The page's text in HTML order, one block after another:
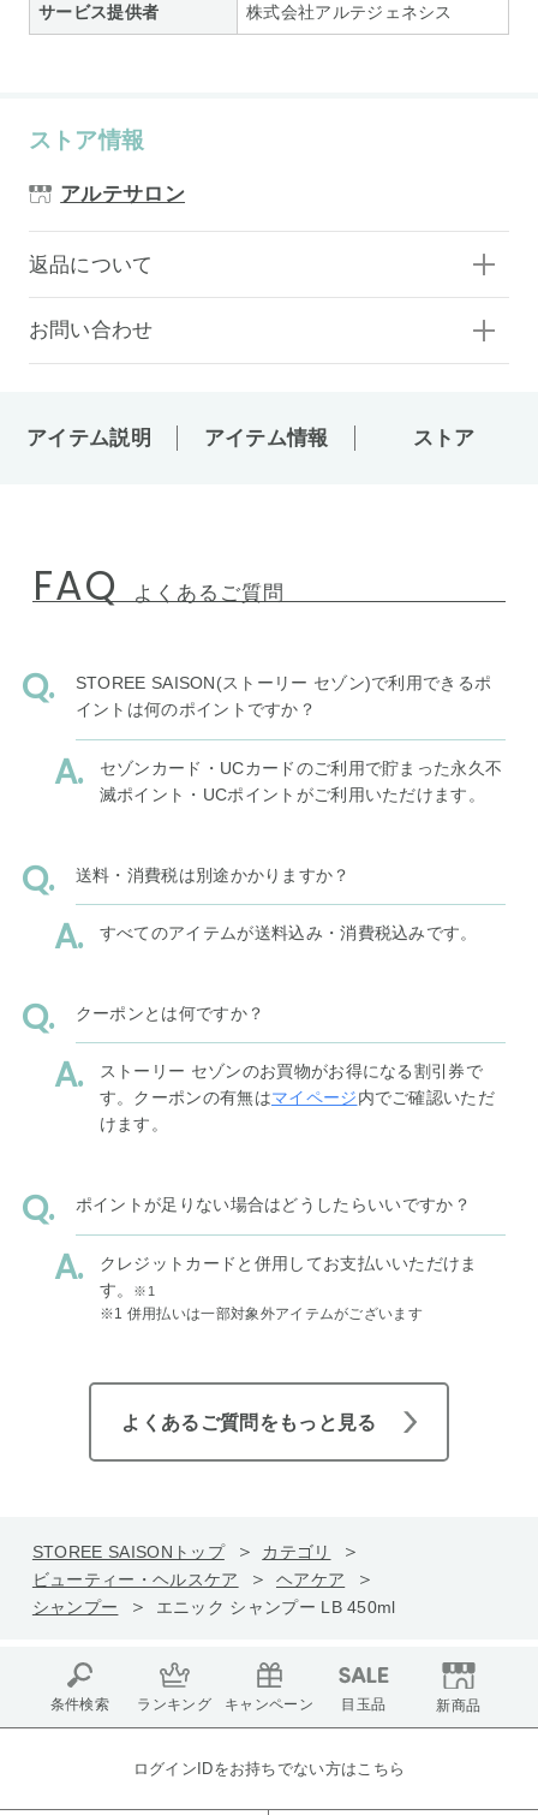
サービス提供者 株式会社アルテジェネシス
ストア情報
アルテサロン
返品について
お問い合わせ
アイテム説明 アイテム情報 ストア
FAQ よくあるご質問
STOREE SAISON(ストーリー セゾン)で利用できるポ
イントは何のポイントですか？
セゾンカード・UCカードのご利用で貯まった永久不
滅ポイント・UCポイントがご利用いただけます。
送料・消費税は別途かかりますか？
すべてのアイテムが送料込み・消費税込みです。
クーポンとは何ですか？
ストーリー セゾンのお買物がお得になる割引券で
す。クーポンの有無はマイページ内でご確認いただ
けます。
ポイントが足りない場合はどうしたらいいですか？
クレジットカードと併用してお支払いいただけま
す。
※1
※1 併用払いは一部対象外アイテムがございます
よくあるご質問をもっと見る
STOREE SAISONトップ
カテゴリ
ビューティー・ヘルスケア
ヘアケア
シャンプー
エニック シャンプー LB 450ml
条件検索 ランキング キャンペーン 目玉品 新商品
ログインIDをお持ちでない方はこちら